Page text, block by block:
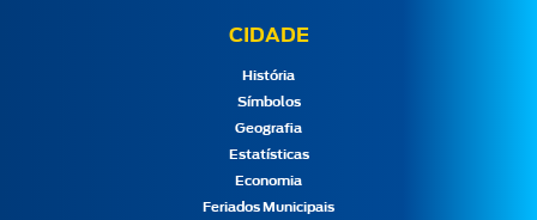
CIDADE
História
Símbolos
Geografia
Estatísticas
Economia
Feriados Municipais